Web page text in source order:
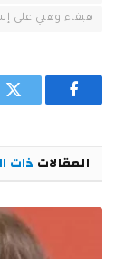
هيفاء وهبي على
فيسبوك
المقالات ذات